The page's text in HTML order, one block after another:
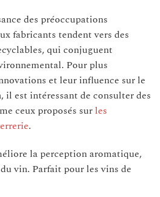
des préoccupations
fabricants tendent vers des
qui conjuguent
Pour plus
et leur influence sur le
il est intéressant de consulter des
ceux proposés sur les
.
la perception aromatique,
vin. Parfait pour les vins de